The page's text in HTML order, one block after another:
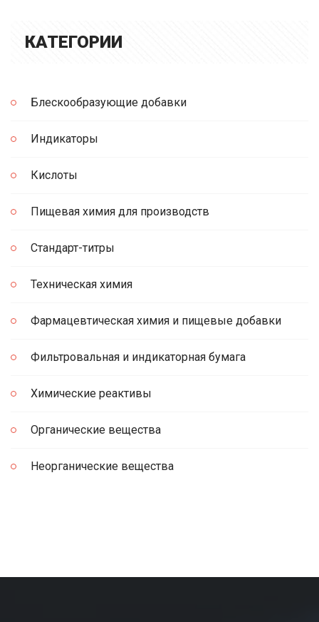
КАТЕГОРИИ
Блескообразующие добавки
Индикаторы
Кислоты
Пищевая химия для производств
Стандарт-титры
Техническая химия
Фармацевтическая химия и пищевые добавки
Фильтровальная и индикаторная бумага
Химические реактивы
Органические вещества
Неорганические вещества